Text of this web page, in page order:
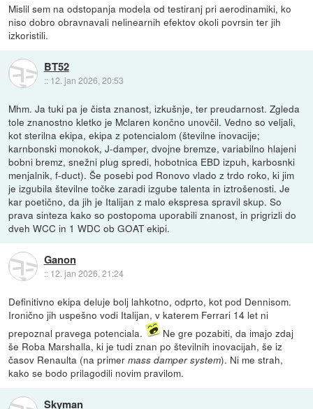
Mislil sem na odstopanja modela od testiranj pri aerodinamiki, ko
niso dobro obravnavali nelinearnih efektov okoli povrsin ter jih
izkoristili.
BT52
:: 12. jan 2026, 20:53
Mhm. Ja tuki pa je čista znanost, izkušnje, ter preudarnost. Zgleda
tole znanostno kletko je Mclaren končno unovčil. Vedno so veljali,
kot sterilna ekipa, ekipa z potencialom (številne inovacije;
karnbonski monokok, J-damper, dvojne bremze, variabilno hlajeni
bobni bremz, snežni plug spredi, hobotnica EBD izpuh, karbosnki
menjalnik, f-duct). Še posebi pod Ronovo vlado z trdo roko, ki jim
je izgubila številne točke zaradi izgube talenta in iztrošenosti. Je
kar poetično, da jih je Italijan z malo ekspresa spravil skup. So
prava sinteza kako so postopoma uporabili znanost, in prigrizli do
dveh WCC in 1 WDC ob GOAT ekipi.
Ganon
:: 12. jan 2026, 21:24
Definitivno ekipa deluje bolj lahkotno, odprto, kot pod Dennisom.
Ironično jih uspešno vodi Italijan, v katerem Ferrari 14 let ni
prepoznal pravega potenciala.
Ne gre pozabiti, da imajo zdaj
še Roba Marshalla, ki je tudi znan po številnih inovacijah, še iz
časov Renaulta (na primermass damper system). Ni me strah,
kako se bodo prilagodili novim pravilom.
Skyman